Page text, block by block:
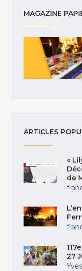
MAGAZINE
ARTICLES
«
de
27